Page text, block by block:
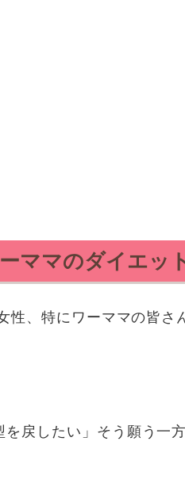
ママのダイエッ
性、特にワーママの皆さ
を戻したい」そう願う一